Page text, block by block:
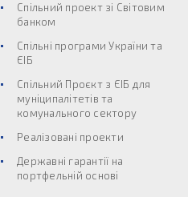
Спільний проект зі Світовим
банком
Спільні програми України та
ЄІБ
Спільний Проєкт з ЄІБ для
муніципалітетів та
комунального сектору
Реалізовані проекти
Державні гарантії на
портфельній основі